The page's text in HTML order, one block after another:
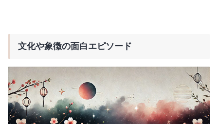
文化や象徴の面白エピソード